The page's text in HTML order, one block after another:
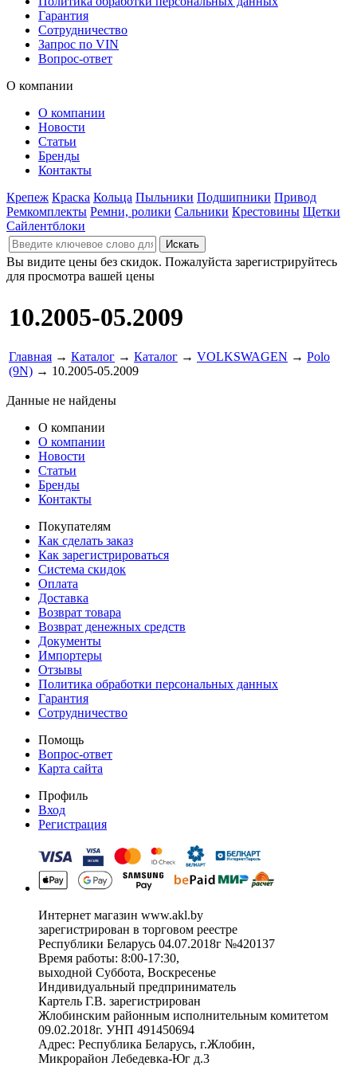
Гарантия
Сотрудничество
Запрос по VIN
Вопрос-ответ
О компании
О компании
Новости
Статьи
Бренды
Контакты
Крепеж Краска Кольца Пыльники Подшипники Привод
Ремкомплекты Ремни, ролики Сальники Крестовины Щетки
Сайлентблоки
Вы видите цены без скидок. Пожалуйста зарегистрируйтесь
для просмотра вашей цены
10.2005-05.2009
Главная → Каталог → Каталог → VOLKSWAGEN → Polo
(9N) → 10.2005-05.2009
Данные не найдены
О компании
О компании
Новости
Статьи
Бренды
Контакты
Покупателям
Как сделать заказ
Как зарегистрироваться
Система скидок
Оплата
Доставка
Возврат товара
Возврат денежных средств
Документы
Импортеры
Отзывы
Политика обработки персональных данных
Гарантия
Сотрудничество
Помощь
Вопрос-ответ
Карта сайта
Профиль
Вход
Регистрация
Интернет магазин www.akl.by
зарегистрирован в торговом реестре
Республики Беларусь 04.07.2018г №420137
Время работы: 8:00-17:30,
выходной Суббота, Воскресенье
Индивидуальный предприниматель
Картель Г.В. зарегистрирован
Жлобинским районным исполнительным комитетом
09.02.2018г. УНП 491450694
Адрес: Республика Беларусь, г.Жлобин,
Микрорайон Лебедевка-Юг д.3